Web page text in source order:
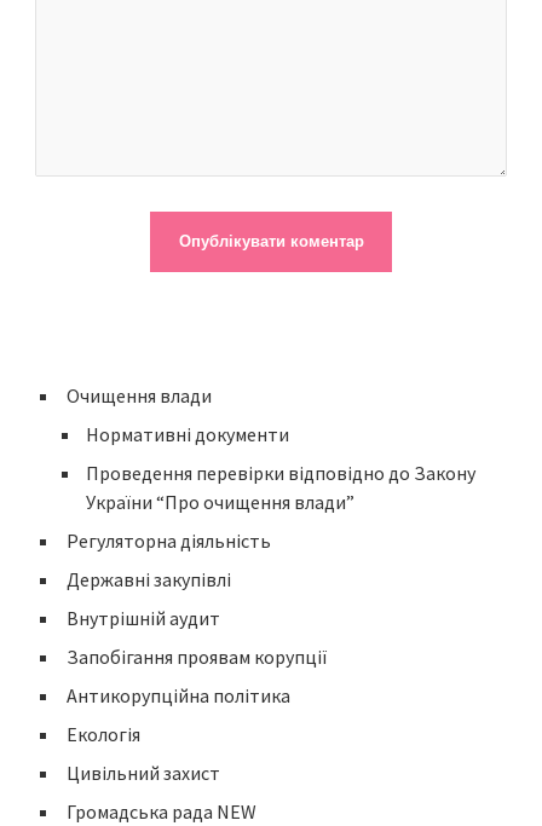
Очищення влади
Нормативні документи
Проведення перевірки відповідно до Закону
України “Про очищення влади”
Регуляторна діяльність
Державні закупівлі
Внутрішній аудит
Запобігання проявам корупції
Антикорупційна політика
Екологія
Цивільний захист
Громадська рада NEW